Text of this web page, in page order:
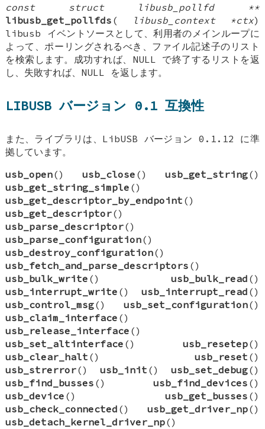
const struct libusb_pollfd **
libusb_get_pollfds ( libusb_context *ctx)
libusb イベントソースとして、利用者のメインループに
よって、ポーリングされるべき、ファイル記述子のリスト
を検索します。成功すれば、NULL で終了するリストを返
し、失敗すれば、NULL を返します。
LIBUSB バージョン 0.1 互換性
また、ライブラリは、LibUSB バージョン 0.1.12 に準
拠しています。
usb_open() usb_close () usb_get_string()
usb_get_string_simple ()
usb_get_descriptor_by_endpoint ()
usb_get_descriptor()
usb_parse_descriptor()
usb_parse_configuration()
usb_destroy_configuration()
usb_fetch_and_parse_descriptors ()
usb_bulk_write () usb_bulk_read ()
usb_interrupt_write () usb_interrupt_read ()
usb_control_msg() usb_set_configuration()
usb_claim_interface ()
usb_release_interface ()
usb_set_altinterface () usb_resetep()
usb_clear_halt () usb_reset ()
usb_strerror() usb_init () usb_set_debug()
usb_find_busses () usb_find_devices ()
usb_device () usb_get_busses ()
usb_check_connected () usb_get_driver_np()
usb_detach_kernel_driver_np()